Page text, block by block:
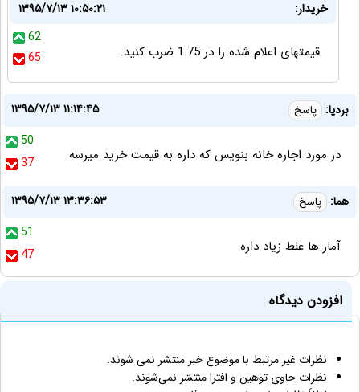
خریدار:
۱۳۹۵/۷/۱۳ ۱۰:۵۰:۲۱
62
65
قیمتهای اعلام شده را در 1.75 ضرب کنید.
بردیا: پاسخ
۱۳۹۵/۷/۱۳ ۱۱:۱۴:۴۵
50
37
در مورد اجاره خانه بنویس که داره به قیمت خرید میرسه
هما: پاسخ
۱۳۹۵/۷/۱۳ ۱۳:۳۶:۵۳
51
47
آمار ها غلط زیاد داره
افزودن دیدگاه
نظرات غیر مرتبط با موضوع خبر منتشر نمی شوند.
نظرات حاوی توهین و افترا منتشر نمی‌شوند.